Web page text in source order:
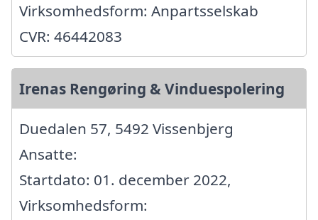
Virksomhedsform: Anpartsselskab
CVR: 46442083
Irenas Rengøring & Vinduespolering
Duedalen 57, 5492 Vissenbjerg
Ansatte:
Startdato: 01. december 2022,
Virksomhedsform: